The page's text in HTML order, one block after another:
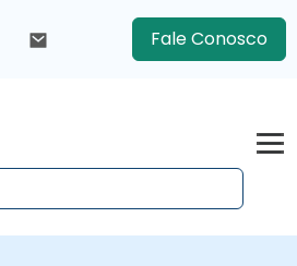
Fale Conosco